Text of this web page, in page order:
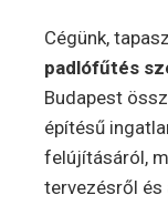
Cégünk,
padlófűtés
Budapest
építésű
felújításáról,
tervezésről és